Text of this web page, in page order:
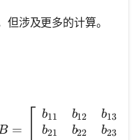
涉及更多的计算。
=
b11
b21
b12
b22
b13
b23